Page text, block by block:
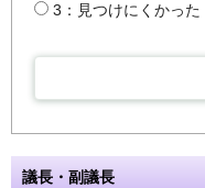
3：見つけにくかった
議長・副議長